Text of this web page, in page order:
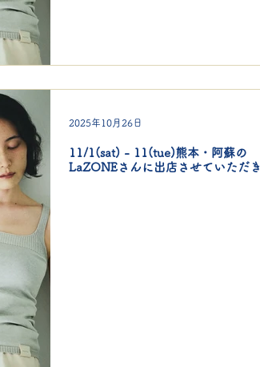
11/1(sat) - 11(tue)熊本・阿蘇の
LaZONEさんに出店させていただ
2025年10月26日